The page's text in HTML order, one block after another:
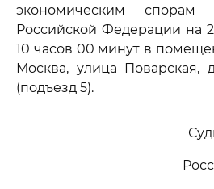
экономическим спорам
Российской Федерации на
10 часов 00 минут в
Москва, улица Поварская,
(подъезд 5).